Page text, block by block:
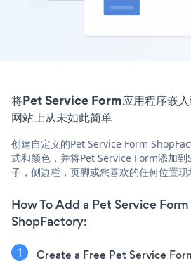
将Pet Service Form应用程序嵌
网站上从未如此简单
创建自定义的Pet Service Form
式和颜色，并将Pet Service Form添加
子，侧边栏，页脚或您喜欢的任何位置现
How To Add a Pet Service
ShopFactory:
Create a Free Pet Service